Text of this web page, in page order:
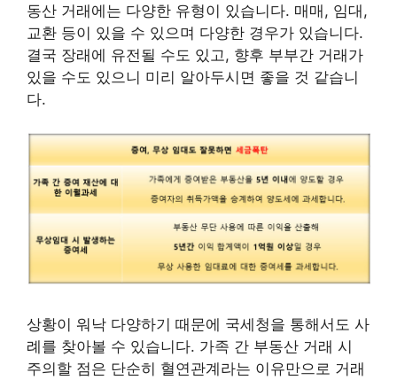
동산 거래에는 다양한 유형이 있습니다. 매매, 임대,
교환 등이 있을 수 있으며 다양한 경우가 있습니다.
결국 장래에 유전될 수도 있고, 향후 부부간 거래가
있을 수도 있으니 미리 알아두시면 좋을 것 같습니
다.
상황이 워낙 다양하기 때문에 국세청을 통해서도 사
례를 찾아볼 수 있습니다. 가족 간 부동산 거래 시
주의할 점은 단순히 혈연관계라는 이유만으로 거래